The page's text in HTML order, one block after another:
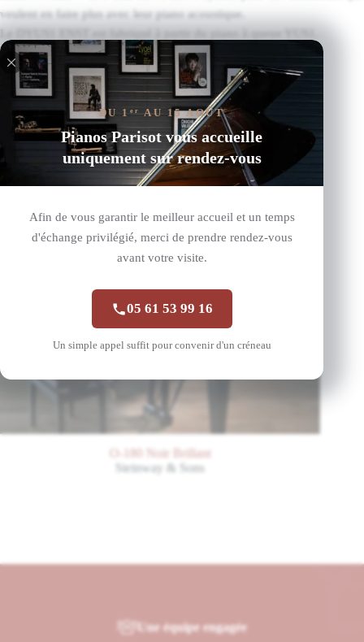
DU 1 er AU 15 AOÛT
Pianos Parisot vous accueille
uniquement sur rendez-vous
Afin de vous garantir le meilleur accueil et un temps
d'échange privilégié, merci de prendre rendez-vous
avant votre visite.
05 61 53 99 16
Un simple appel suffit pour convenir d'un créneau
veulent en faire plus avec leur piano acoustique.
Le DYUS1 ENST est fabriqué à partir du piano à queue YUS1.
Lire plus
Produits similaires
En Exposition
O-180 Noir Brillant
Steinway & Sons
Une équipe engagée